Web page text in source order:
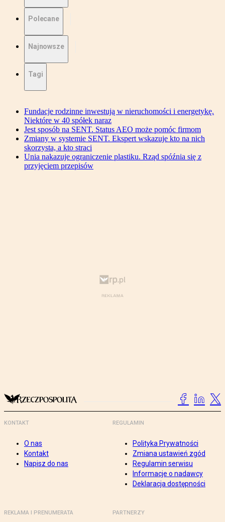
Polecane
Najnowsze
Tagi
Fundacje rodzinne inwestują w nieruchomości i energetykę.
Niektóre w 40 spółek naraz
Jest sposób na SENT. Status AEO może pomóc firmom
Zmiany w systemie SENT. Ekspert wskazuje kto na nich
skorzysta, a kto straci
Unia nakazuje ograniczenie plastiku. Rząd spóźnia się z
przyjęciem przepisów
KONTAKT
O nas
Kontakt
Napisz do nas
REGULAMIN
Polityka Prywatności
Zmiana ustawień zgód
Regulamin serwisu
Informacje o nadawcy
Deklaracja dostępności
REKLAMA I PRENUMERATA PARTNERZY